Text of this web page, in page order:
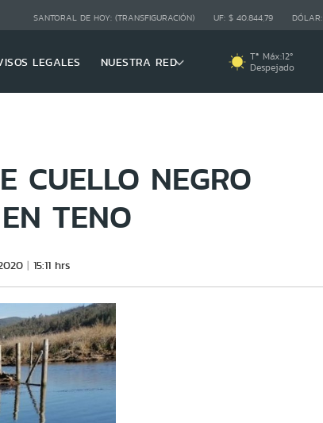
SANTORAL DE HOY: (TRANSFIGURACIÓN) UF: $ 40.844,79 DÓLAR:
LEGALES NUESTRA RED Tª Máx:12º
Despejado
CUELLO NEGRO
TENO
15:11 hrs